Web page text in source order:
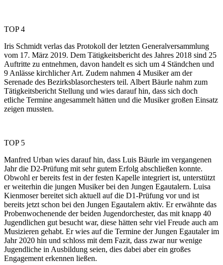
TOP 4
Iris Schmidt verlas das Protokoll der letzten Generalversammlung
vom 17. März 2019. Dem Tätigkeitsbericht des Jahres 2018 sind 25
Auftritte zu entnehmen, davon handelt es sich um 4 Ständchen und
9 Anlässe kirchlicher Art. Zudem nahmen 4 Musiker am der
Serenade des Bezirksblasorchesters teil. Albert Bäurle nahm zum
Tätigkeitsbericht Stellung und wies darauf hin, dass sich doch
etliche Termine angesammelt hätten und die Musiker großen Einsatz
zeigen mussten.
TOP 5
Manfred Urban wies darauf hin, dass Luis Bäurle im vergangenen
Jahr die D2-Prüfung mit sehr gutem Erfolg abschließen konnte.
Obwohl er bereits fest in der festen Kapelle integriert ist, unterstützt
er weiterhin die jungen Musiker bei den Jungen Egautalern. Luisa
Kienmoser bereitet sich aktuell auf die D1-Prüfung vor und ist
bereits jetzt schon bei den Jungen Egautalern aktiv. Er erwähnte das
Probenwochenende der beiden Jugendorchester, das mit knapp 40
Jugendlichen gut besucht war, diese hätten sehr viel Freude auch am
Musizieren gehabt. Er wies auf die Termine der Jungen Egautaler im
Jahr 2020 hin und schloss mit dem Fazit, dass zwar nur wenige
Jugendliche in Ausbildung seien, dies dabei aber ein großes
Engagement erkennen ließen.